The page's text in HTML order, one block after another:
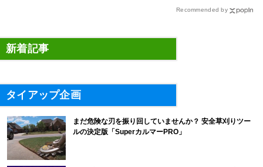
Recommended by
新着記事
タイアップ企画
まだ危険な刃を振り回していませんか？ 安全草刈りツー
ルの決定版「SuperカルマーPRO」